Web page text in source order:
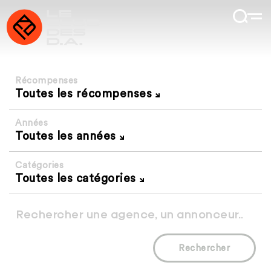
Récompenses
Toutes les récompenses
Années
Toutes les années
Catégories
Toutes les catégories
Rechercher